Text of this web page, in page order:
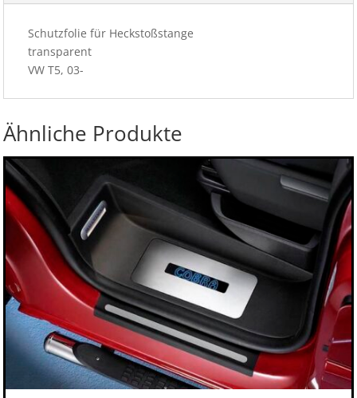
Schutzfolie für Heckstoßstange
transparent
VW T5, 03-
Ähnliche Produkte